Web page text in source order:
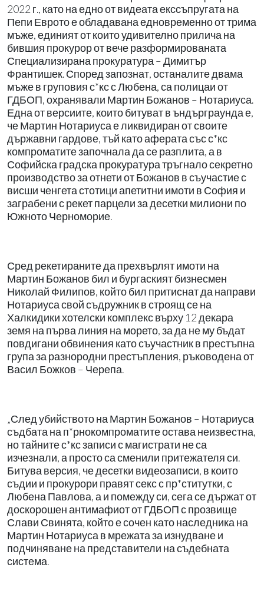
2022 г., като на едно от видеата екссъпругата на
Пепи Еврото е обладавана едновременно от трима
мъже, единият от които удивително прилича на
бившия прокурор от вече разформированата
Специализирана прокуратура – Димитър
Франтишек. Според запознат, останалите двама
мъже в груповия с*кс с Любена, са полицаи от
ГДБОП, охранявали Мартин Божанов – Нотариуса.
Една от версиите, които битуват в ъндърграунда е,
че Мартин Нотариуса е ликвидиран от своите
държавни гардове, тъй като аферата със с*кс
компроматите започналада се разплита, а в
Софийска градска прокуратура тръгнало секретно
производство за отнети от Божанов в съучастие с
висши ченгета стотици апетитни имоти в София и
заграбени с рекет парцели за десетки милиони по
Южното Черноморие.
Сред рекетираните да прехвърлят имоти на
Мартин Божанов бил и бургаският бизнесмен
Николай Филипов, който бил притиснат да направи
Нотариуса свой съдружник в строящ се на
Халкидики хотелски комплекс върху 12 декара
земя на първа линия на морето, за да не му бъдат
повдигани обвинения като съучастник в престъпна
група за разнородни престъпления, ръководена от
Васил Божков – Черепа.
„След убийството на Мартин Божанов – Нотариуса
съдбата на п*рнокомпроматите остава неизвестна,
но тайните с*кс записи с магистрати не са
изчезнали, а просто са сменили притежателя си.
Битува версия, че десетки видеозаписи, в които
съдии и прокурори правят секс с пр*ститутки, с
Любена Павлова, а и помежду си, сега се държат от
доскорошен антимафиот от ГДБОП с прозвище
Слави Свинята, който е сочен като наследника на
Мартин Нотариуса в мрежата за изнудване и
подчиняване на представители на съдебната
система.